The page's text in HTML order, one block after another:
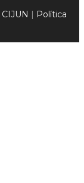
CIJUN | Política